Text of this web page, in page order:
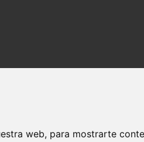
web, para mostrarte